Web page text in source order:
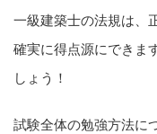
一級建築士の法規は、
確実に得点源にできま
しょう！
試験全体の勉強方法に